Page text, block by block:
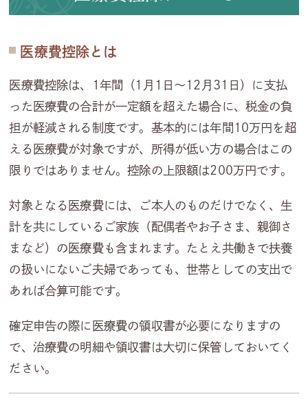
医療費控除とは
医療費控除は、1年間（1月1日〜12月31日）に支払
った医療費の合計が一定額を超えた場合に、税金の負
担が軽減される制度です。基本的には年間10万円を超
える医療費が対象ですが、所得が低い方の場合はこの
限りではありません。控除の上限額は200万円です。
対象となる医療費には、ご本人のものだけでなく、生
計を共にしているご家族（配偶者やお子さま、親御さ
まなど）の医療費も含まれます。たとえ共働きで扶養
の扱いにないご夫婦であっても、世帯としての支出で
あれば合算可能です。
確定申告の際に医療費の領収書が必要になりますの
で、治療費の明細や領収書は大切に保管しておいてく
ださい。